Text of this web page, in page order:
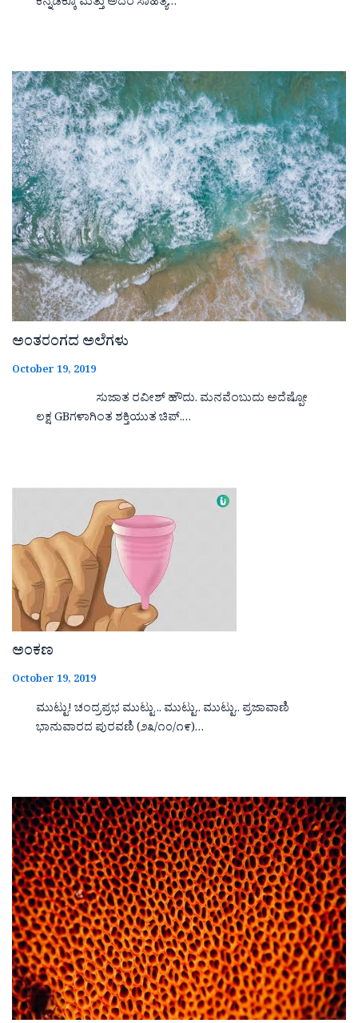
ಅಂತರಂಗದ ಅಲೆಗಳು
October 19, 2019
ಸುಜಾತ ರವೀಶ್ ಹೌದು. ಮನವೆಂಬುದು ಅದೆಷ್ಪೋ
ಲಕ್ಷ GBಗಳಾಗಿಂತ ಶಕ್ತಿಯುತ ಚಿಪ್.…
ಅಂಕಣ
October 19, 2019
ಮುಟ್ಟು! ಚಂದ್ರಪ್ರಭ ಮುಟ್ಟು .. ಮುಟ್ಟು.. ಮುಟ್ಟು.. ಪ್ರಜಾವಾಣಿ
ಭಾನುವಾರದ ಪುರವಣಿ (೨೩/೧೦/೧೯)…